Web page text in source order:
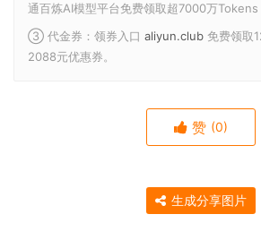
通百炼AI模型平台免费领取超7000万Tokens
③ 代金券：领券入口 aliyun.club 免费领取
2088元优惠券。
赞 (0)
生成分享图片